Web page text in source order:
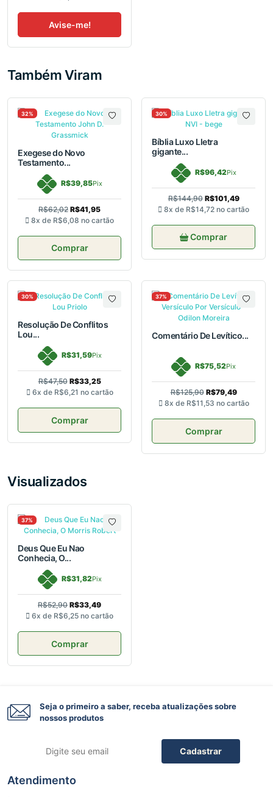
Avise-me!
Também Viram
32%
Exegese do Novo
Testamento...
R$39,85Pix
R$62,02 R$41,95
8x de R$6,08 no cartão
Comprar
30%
Bíblia Luxo Lletra
gigante...
R$96,42Pix
R$144,90 R$101,49
8x de R$14,72 no cartão
Comprar
30%
Resolução De Conflitos
Lou...
R$31,59Pix
R$47,50 R$33,25
6x de R$6,21 no cartão
Comprar
37%
Comentário De Levítico...
R$75,52Pix
R$125,90 R$79,49
8x de R$11,53 no cartão
Comprar
Visualizados
37%
Deus Que Eu Nao
Conhecia, O...
R$31,82Pix
R$52,90 R$33,49
6x de R$6,25 no cartão
Comprar
Seja o primeiro a saber, receba atualizações sobre
nossos produtos
Cadastrar
Atendimento